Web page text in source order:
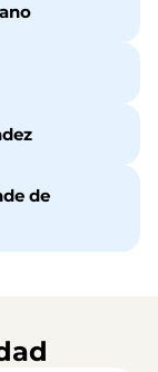
de